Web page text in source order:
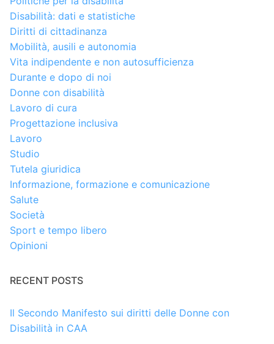
Disabilità: dati e statistiche
Diritti di cittadinanza
Mobilità, ausili e autonomia
Vita indipendente e non autosufficienza
Durante e dopo di noi
Donne con disabilità
Lavoro di cura
Progettazione inclusiva
Lavoro
Studio
Tutela giuridica
Informazione, formazione e comunicazione
Salute
Società
Sport e tempo libero
Opinioni
RECENT POSTS
Il Secondo Manifesto sui diritti delle Donne con
Disabilità in CAA